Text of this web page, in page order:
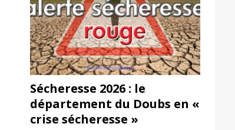
Sécheresse 2026 : le
département du Doubs en «
crise sécheresse »